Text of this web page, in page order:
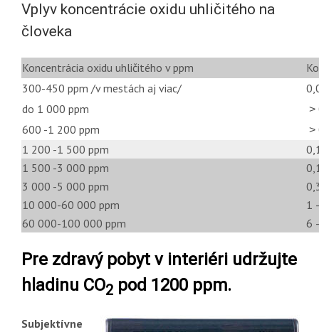
Vplyv koncentrácie oxidu uhličitého na
človeka
Koncentrácia oxidu uhličitého v ppm
300-450 ppm /v mestách aj viac/
do 1 000 ppm
˃
600 -1 200 ppm
˃
1 200 -1 500 ppm
1 500 -3 000 ppm
3 000 -5 000 ppm
10 000-60 000 ppm
1
60 000-100 000 ppm
6
Pre zdravý pobyt v interiéri udržujte
hladinu CO2pod 1200 ppm.
Subjektívne